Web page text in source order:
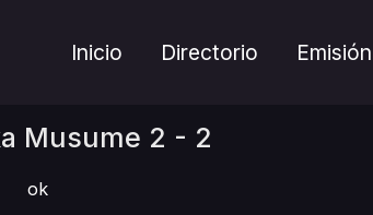
Inicio Directorio Emisión
Musume 2 - 2
ok